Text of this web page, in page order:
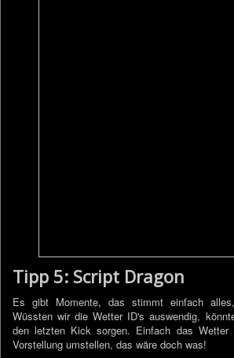
Tipp 5: Script Dragon
Es gibt Momente, das stimmt einfach
Wüssten wir die Wetter ID's auswendig,
den letzten Kick sorgen. Einfach das Wetter
Vorstellung umstellen, das wäre doch was!